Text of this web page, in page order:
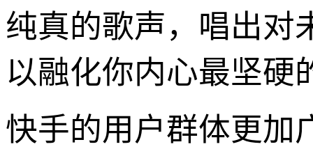
纯真的歌声，唱出对
以融化你内心最坚硬
快手的用户群体更加